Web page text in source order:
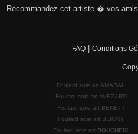
Recommandez cet artiste � vos
FAQ Conditions
Foulard soie art AMARAL
Foulard soie art AVEZARD
Foulard soie art BENETT
Foulard soie art BLIGNY
Foulard soie art BOUCHEIX